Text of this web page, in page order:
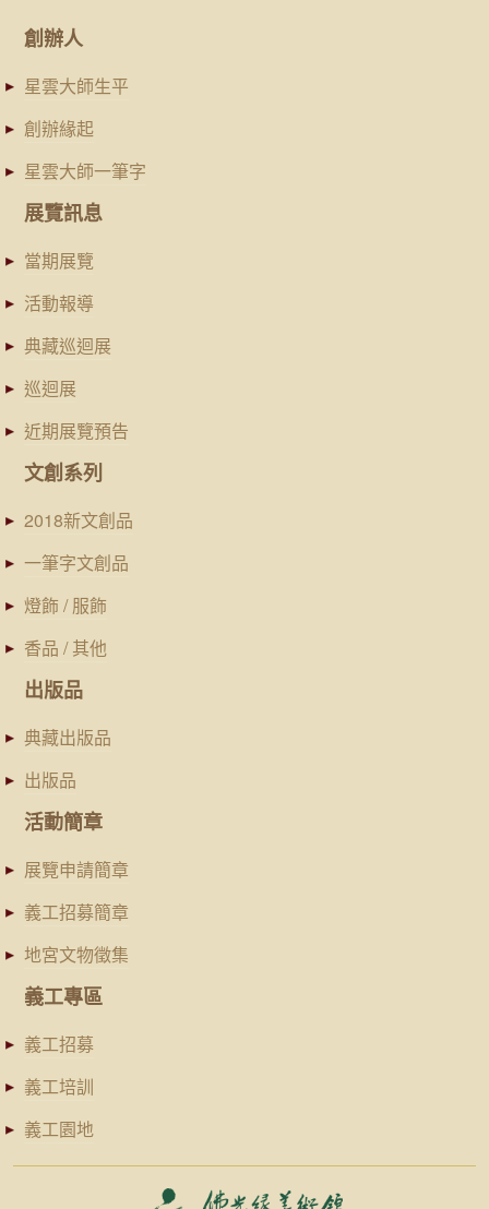
創辦人
星雲大師生平
創辦緣起
星雲大師一筆字
展覽訊息
當期展覽
活動報導
典藏巡迴展
巡迴展
近期展覽預告
文創系列
2018新文創品
一筆字文創品
燈飾 / 服飾
香品 / 其他
出版品
典藏出版品
出版品
活動簡章
展覽申請簡章
義工招募簡章
地宮文物徵集
義工專區
義工招募
義工培訓
義工園地